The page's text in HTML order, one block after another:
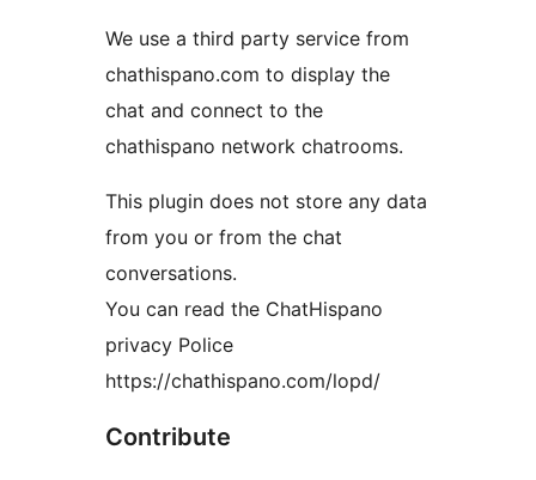
We use a third party service from
chathispano.com to display the
chat and connect to the
chathispano network chatrooms.
This plugin does not store any data
from you or from the chat
conversations.
You can read the ChatHispano
privacy Police
https://chathispano.com/lopd/
Contribute